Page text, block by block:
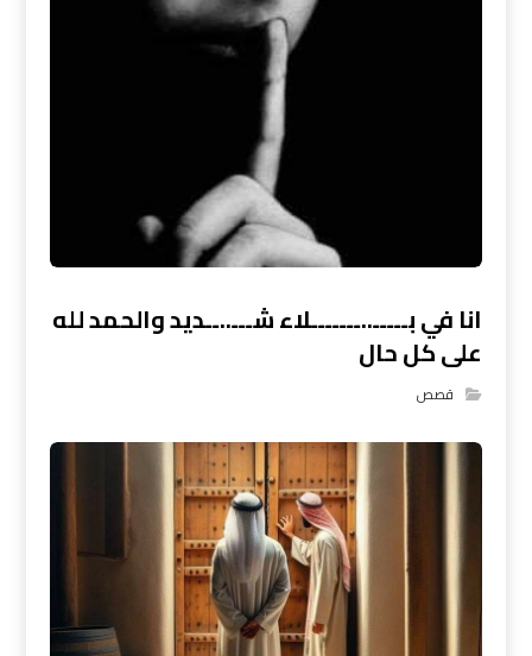
انا في بـــــ..ـــــــلاء شـــ..ــديد والحمد لله
على كل حال
قصص